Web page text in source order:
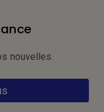
nouvelles.